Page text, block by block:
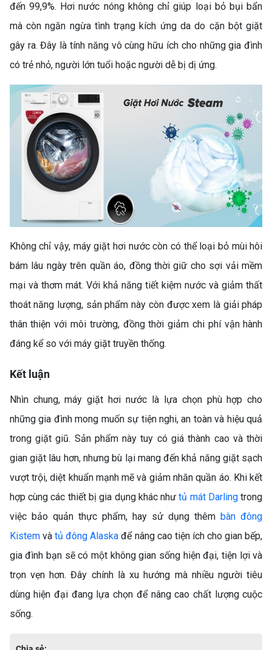
đến 99,9%. Hơi nước nóng không chỉ giúp loại bỏ bụi bẩn
mà còn ngăn ngừa tình trạng kích ứng da do cặn bột giặt
gây ra. Đây là tính năng vô cùng hữu ích cho những gia đình
có trẻ nhỏ, người lớn tuổi hoặc người dễ bị dị ứng.
Không chỉ vậy, máy giặt hơi nước còn có thể loại bỏ mùi hôi
bám lâu ngày trên quần áo, đồng thời giữ cho sợi vải mềm
mại và thơm mát. Với khả năng tiết kiệm nước và giảm thất
thoát năng lượng, sản phẩm này còn được xem là giải pháp
thân thiện với môi trường, đồng thời giảm chi phí vận hành
đáng kể so với máy giặt truyền thống.
Kết luận
Nhìn chung, máy giặt hơi nước là lựa chọn phù hợp cho
những gia đình mong muốn sự tiện nghi, an toàn và hiệu quả
trong giặt giũ. Sản phẩm này tuy có giá thành cao và thời
gian giặt lâu hơn, nhưng bù lại mang đến khả năng giặt sạch
vượt trội, diệt khuẩn mạnh mẽ và giảm nhăn quần áo. Khi kết
hợp cùng các thiết bị gia dụng khác nhưtủ mát Darling trong
việc bảo quản thực phẩm, hay sử dụng thêm bàn đông
Kistemvà tủ đông Alaska để nâng cao tiện ích cho gian bếp,
gia đình bạn sẽ có một không gian sống hiện đại, tiện lợi và
trọn vẹn hơn. Đây chính là xu hướng mà nhiều người tiêu
dùng hiện đại đang lựa chọn để nâng cao chất lượng cuộc
sống.
TỦ LẠNH HISENSE
INVERTER 205 LÍT
RT256N4EBN – LỰA CHỌN
THÔNG MINH CHO GIA
ĐÌNH HIỆN ĐẠI
MÁY LẠNH KHÔNG TẮT
ĐƯỢC? NGUYÊN NHÂN VÀ
CÁCH SỬA CHI TIẾT (MÁY
SO SÁNH MÁY GIẶT
INVERTER VÀ MÁY GIẶT
THƯỜNG: NÊN CHỌN LOẠI
NÀO?
NGANG CHẤT LƯỢNG, GIÁ
TỐT NHẤT HIỆN NAY
Máy giặt lồng ngang (cửa
lựa chọn hàng đầu của nhiều